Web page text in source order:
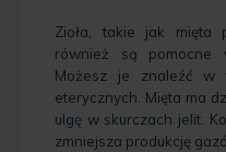
Zioła, takie jak mięta
również są pomocne
Możesz je znaleźć w
eterycznych. Mięta ma
ulgę w skurczach jelit.
zmniejsza produkcję